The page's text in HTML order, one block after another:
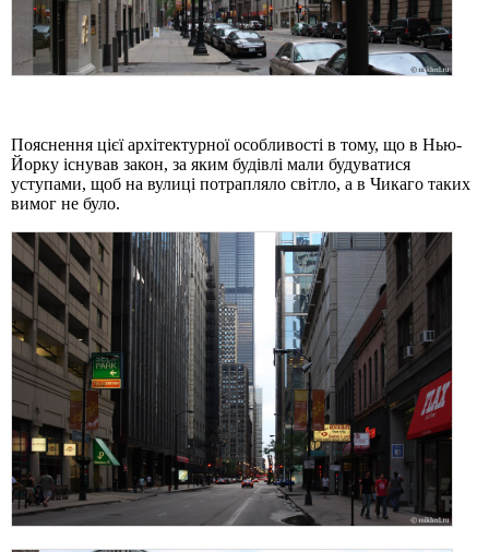
Пояснення цієї архітектурної особливості в тому, що в Нью-
Йорку існував закон, за яким будівлі мали будуватися
уступами, щоб на вулиці потрапляло світло, а в Чикаго таких
вимог не було.